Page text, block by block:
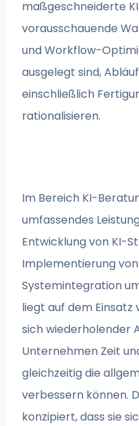
maßgeschneiderte
vorausschauende
und Workflow-
ausgelegt sind,
einschließlich
rationalisieren.
Im Bereich KI-
umfassendes
Entwicklung von KI-
Implementierung
Systemintegration
liegt auf dem Einsatz
sich wiederholender
Unternehmen Zeit
gleichzeitig die
verbessern können.
konzipiert, dass sie